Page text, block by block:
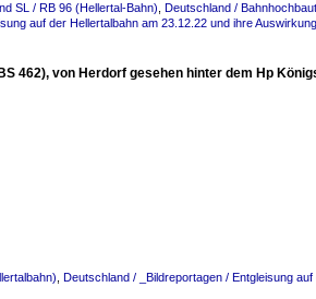
SL / RB 96 (Hellertal-Bahn) Deutschland /
auf der Hellertalbahn am 23.12.22 und ihre
462), von Herdorf gesehen hinter dem Hp
Deutschland / _Bildreportagen / Entgleisung